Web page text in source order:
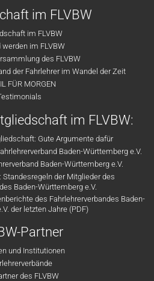
im FLVBW
im FLVBW
werden im FLVBW
des FLVBW
der Fahrlehrer im Wandel der Zeit
FÜR MORGEN
im FLVBW:
Gute Argumente dafür
Baden-Württemberg e.V.
Baden-Württemberg e.V.
Standesregeln der Mitglieder des
Baden-Württemberg e.V.
des Fahrlehrerverbandes Baden-
der letzten Jahre (PDF)
Partner
und Institutionen
des FLVBW